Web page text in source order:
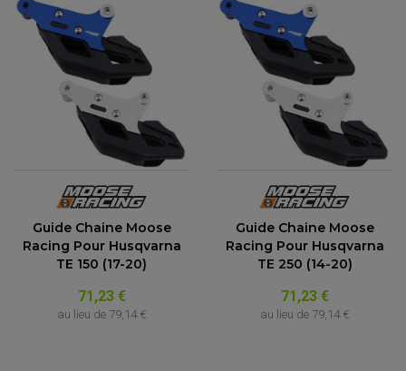
Guide Chaine Moose
Racing Pour Husqvarna
TE 150 (17-20)
71,23 €
au lieu de 79,14 €
Guide Chaine Moose
Racing Pour Husqvarna
TE 250 (14-20)
71,23 €
au lieu de 79,14 €